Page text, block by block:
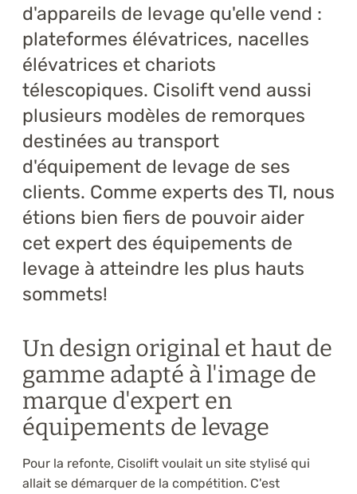
d'appareils de levage qu'elle vend :
plateformes élévatrices, nacelles
élévatrices et chariots
télescopiques. Cisolift vend aussi
plusieurs modèles de remorques
destinées au transport
d'équipement de levage de ses
clients. Comme experts des TI, nous
étions bien fiers de pouvoir aider
cet expert des équipements de
levage à atteindre les plus hauts
sommets!
Un design original et haut de
gamme adapté à l'image de
marque d'expert en
équipements de levage
Pour la refonte, Cisolift voulait un site stylisé qui
allait se démarquer de la compétition. C'est